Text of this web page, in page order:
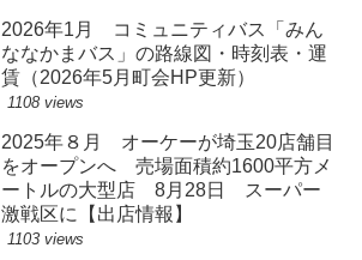
2026年1月 コミュニティバス「みん
ななかまバス」の路線図・時刻表・運
賃（2026年5月町会HP更新）
1108 views
2025年８月 オーケーが埼玉20店舗目
をオープンへ 売場面積約1600平方メ
ートルの大型店 8月28日 スーパー
激戦区に【出店情報】
1103 views